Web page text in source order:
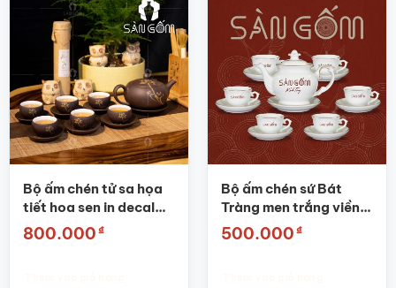
Bộ ấm chén tử sa họa
tiết hoa sen in decal
vàng SG-AC20
800.000 ₫
Bộ ấm chén sứ Bát
Tràng men trắng viền
vàng in logo SG-AC25
500.000 ₫